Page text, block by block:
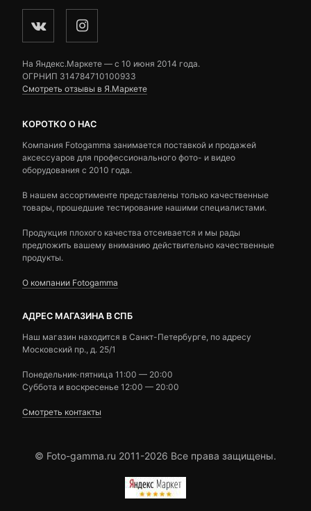
На Яндекс.Маркете — c 10 июня 2014 года.
ОГРНИП 314784710100933
Смотреть отзывы в Я.Маркете
КОРОТКО О НАС
Компания Fotogamma занимается поставкой и продажей
аксессуаров для профессионального фото- и видео
оборудования с 2010 года.
В нашем ассортименте представлены только качественные
товары, прошедшие тестирование нашими специалистами.
Продукция плохого качества отсеивается и мы рады
предложить вашему вниманию действительно качественные
продукты.
О компании Fotogamma
АДРЕС МАГАЗИНА В СПБ
Наш магазин находится в Санкт-Петербурге, по адресу
Московский пр., д. 25/1
Понедельник-пятница 11:00 — 20:00
Суббота и воскресенье 12:00 — 20:00
Смотреть контакты
© Foto-gamma.ru 2011-2026 Все права защищены.